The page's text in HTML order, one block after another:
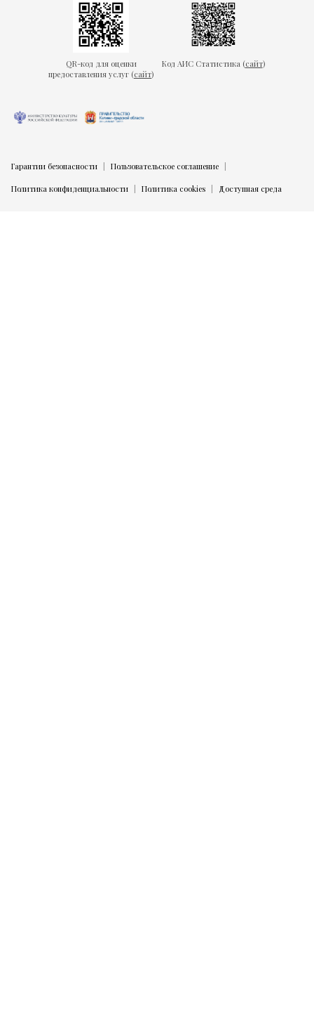
QR-код для оценки
предоставления услуг (сайт)
Код АИС Статистика (сайт)
Гарантии безопасности Пользовательское соглашение
Политика конфиденциальности Политика cookies Доступная среда